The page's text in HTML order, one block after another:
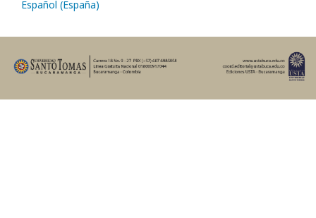
Español (España)